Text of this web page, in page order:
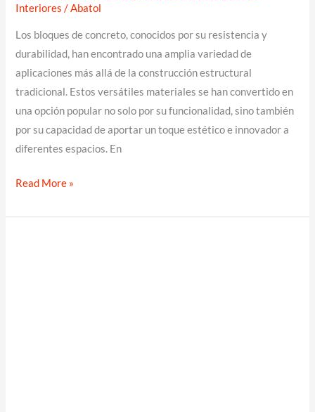
Interiores /Abatol
Los bloques de concreto, conocidos por su resistencia y
durabilidad, han encontrado una amplia variedad de
aplicaciones más allá de la construcción estructural
tradicional. Estos versátiles materiales se han convertido en
una opción popular no solo por su funcionalidad, sino también
por su capacidad de aportar un toque estético e innovador a
diferentes espacios. En
Bloques
Todo
Read More »